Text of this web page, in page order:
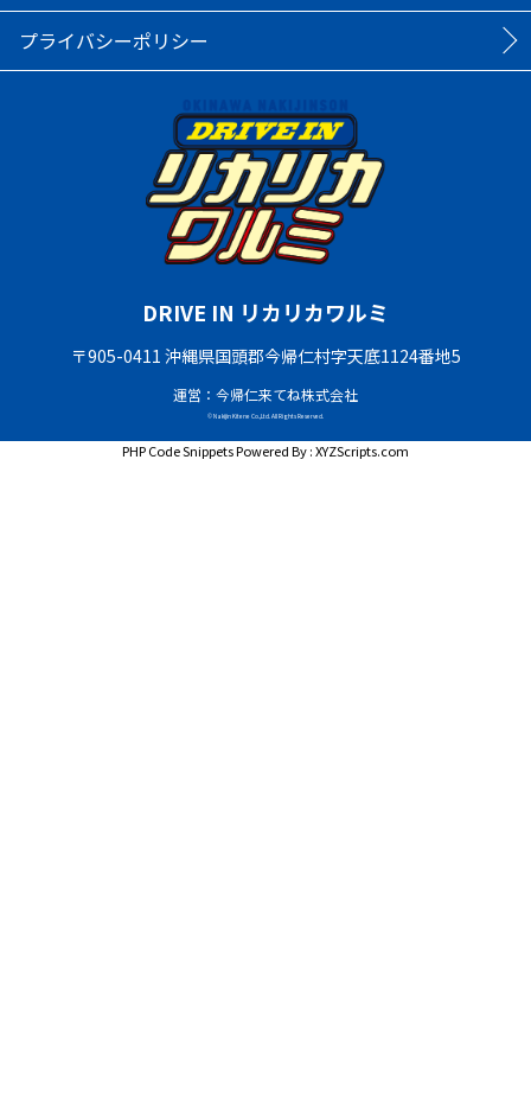
プライバシーポリシー
DRIVE IN リカリカワルミ
〒905-0411 沖縄県国頭郡今帰仁村字天底1124番地5
運営：今帰仁来てね株式会社
© Nakijin Kitene Co.,Ltd. All Rights Reserved.
PHP Code SnippetsPowered By :XYZScripts.com